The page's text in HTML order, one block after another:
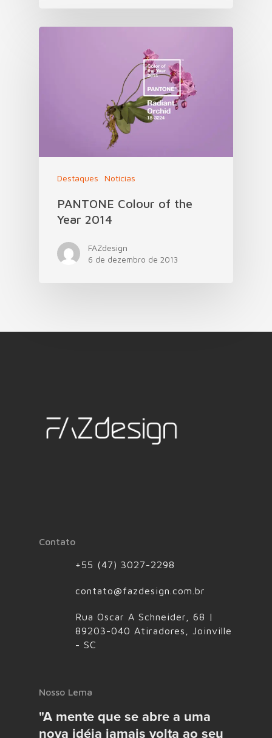
Destaques Notícias
PANTONE Colour of the
Year 2014
FAZdesign
6 de dezembro de 2013
Contato
+55 (47) 3027-2298
contato@fazdesign.com.br
Rua Oscar A Schneider, 68 |
89203-040 Atiradores, Joinville
- SC
Nosso Lema
"A mente que se abre a uma
nova idéia jamais volta ao seu